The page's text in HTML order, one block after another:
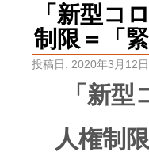
「新型コ
制限＝「
投稿日: 2020年3月12日
「新
人権制